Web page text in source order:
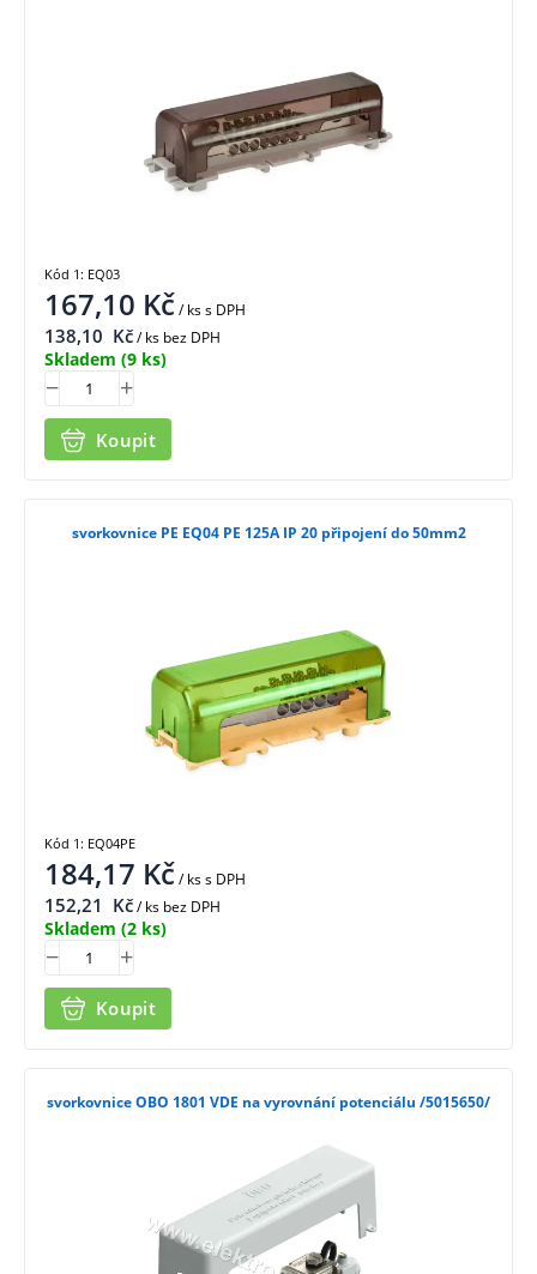
167,10 Kč/ kss DPH
138,10 Kč/ ks bez DPH
Skladem (9 ks)
Koupit
Kód 1: EQ03
svorkovnice PE EQ04 PE 125A IP 20 připojení do 50mm2
184,17 Kč/ kss DPH
152,21 Kč/ ks bez DPH
Skladem (2 ks)
Koupit
Kód 1: EQ04PE
svorkovnice OBO 1801 VDE na vyrovnání potenciálu /5015650/